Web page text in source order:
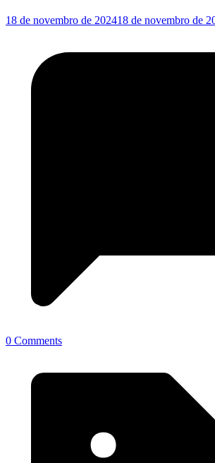
18 de novembro de 202418 de novembro de
0 Comments